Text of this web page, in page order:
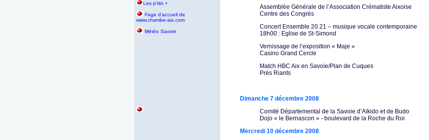
Les p'tits +
Page d'accueil de
www.chambe-aix.com
Météo Savoie
Assemblée Générale de l’Association Crématiste Aixoise
Centre des Congrès
Concert Ensemble 20.21 – musique vocale contemporaine
18h00 : Eglise de St-Simond
Vernissage de l’exposition « Maje »
Casino Grand Cercle
Match HBC Aix en Savoie/Plan de Cuques
Prés Riants
Dimanche 7 décembre 2008
Comité Départemental de la Savoie d’Aïkido et de Budo
Dojo « le Bernascon » - boulevard de la Roche du Roi
Mercredi 10 décembre 2008